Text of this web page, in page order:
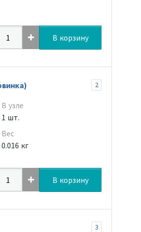
В корзину
2
В узле
1 шт.
Вес
0.016 кг
В корзину
3